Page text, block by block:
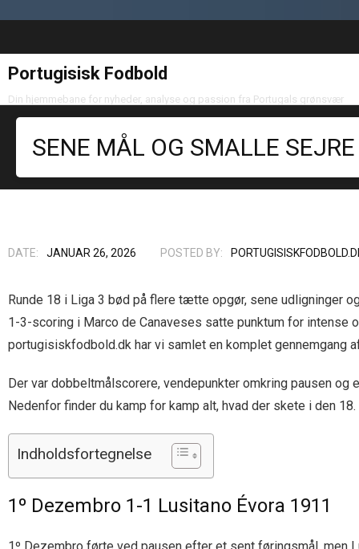
Portugisisk Fodbold
Din hjemmebane for nyheder, analyse og passion fra Portugals grønsvær
SENE MÅL OG SMALLE
DATE: JANUAR 26, 2026 POSTED BY:
Runde 18 i Liga 3 bød på flere tætte opgør, sene udligninger
1-3-scoring i Marco de Canaveses satte punktum for intense
portugisiskfodbold.dk har vi samlet en komplet gennemgang
Der var dobbeltmålscorere, vendepunkter omkring pausen
Nedenfor finder du kamp for kamp alt, hvad der skete i den
Indholdsfortegnelse
1º Dezembro 1-1 Lusitano Évora 1911